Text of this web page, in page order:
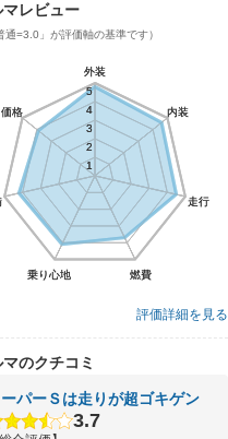
マレビュー
通=3.0」が評価軸の基準です）
外装
内装
走行
燃費
乗り心地
価格
1
2
3
4
5
外装
内装
走行
燃費
乗り心地
価格
1
2
3
4
5
評価詳細を見る
のクチコミ
パーＳは走りが超ゴキゲン
3.7